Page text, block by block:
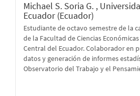
Michael S. Soria G. ,
Ecuador (Ecuador)
Estudiante de octavo semestre de la
de la Facultad de Ciencias
Central del Ecuador. Colaborador en
datos y generación de informes
Observatorio del Trabajo y el